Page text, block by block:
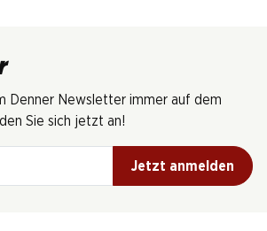
Denner Newsletter immer auf dem
Sie sich jetzt an!
Jetzt anmelden